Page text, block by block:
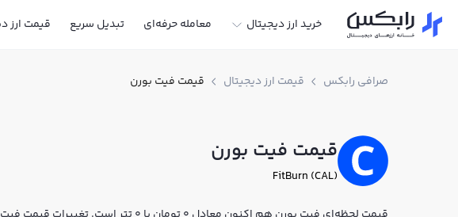
خرید ارز دیجیتال معامله حرفه‌ای تبدیل سریع قیمت ارز
صرافی رابکس قیمت ارز دیجیتال قیمت فیت بورن
قیمت فیت بورن
FitBurn (CAL)